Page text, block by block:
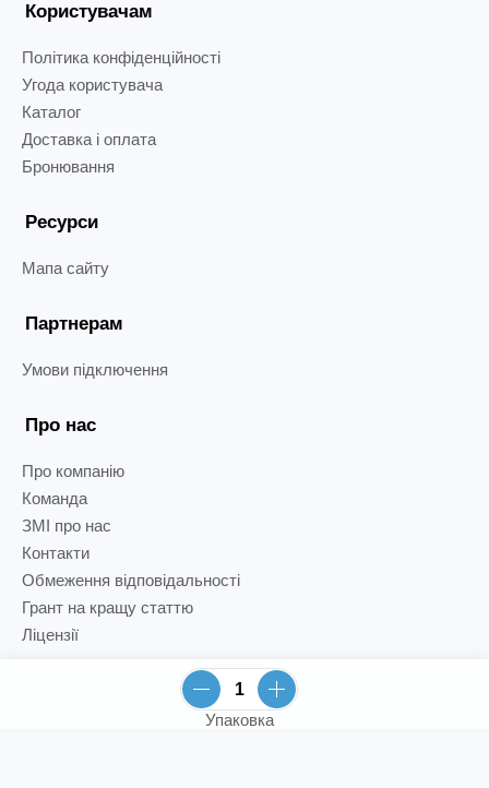
Упаковка
Користувачам
Політика конфіденційності
Угода користувача
Каталог
Доставка і оплата
Бронювання
Ресурси
Мапа сайту
Партнерам
Умови підключення
Про нас
Про компанію
Команда
ЗМІ про нас
Контакти
Обмеження відповідальності
Грант на кращу статтю
Ліцензії